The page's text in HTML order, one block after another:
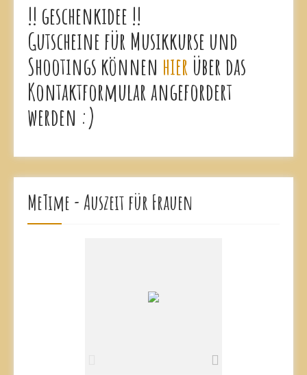
!! geschenkidee !!
Gutscheine für Musikkurse und
Shootings können hier über das
Kontaktformular angefordert
werden :)
MeTime - Auszeit für Frauen